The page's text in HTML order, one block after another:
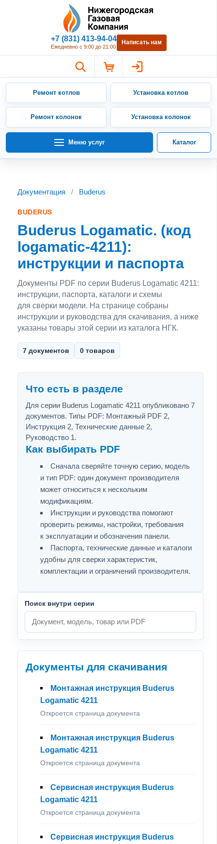
Нижегородская Газовая
+7 (831) 413-94-04
Ежедневно с 9:00 до 21:00
Написать нам
Ремонт котлов Установка котлов
Ремонт колонок Установка колонок
Меню услуг Каталог
Документация / Buderus
BUDERUS
Buderus Logamatic. (код
logamatic-4211):
инструкции и паспорта
Документы PDF по серии Buderus Logamatic 4211:
инструкции, паспорта, каталоги и схемы
для сверки модели. На странице собраны
инструкции и руководства для скачивания, а ниже
указаны товары этой серии из каталога НГК.
7 документов 0 товаров
Что есть в разделе
Для серии Buderus Logamatic 4211 опубликовано 7
документов. Типы PDF: Монтажный PDF 2,
Инструкция 2, Технические данные 2,
Руководство 1.
Как выбирать PDF
Сначала сверяйте точную серию, модель
и тип PDF: один документ производителя
может относиться к нескольким
модификациям.
Инструкции и руководства помогают
проверить режимы, настройки, требования
к эксплуатации и обозначения панели.
Паспорта, технические данные и каталоги
удобны для сверки характеристик,
комплектации и ограничений производителя.
Поиск внутри серии
Документы для скачивания
Монтажная инструкция Buderus
Logamatic 4211
Откроется страница документа
Монтажная инструкция Buderus
Logamatic 4211
Откроется страница документа
Сервисная инструкция Buderus
Logamatic 4211
Откроется страница документа
Сервисная инструкция Buderus